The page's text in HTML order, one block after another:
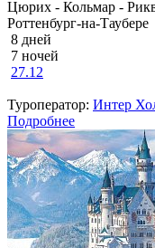
Цюрих - Кольмар -
Роттенбург-на-Таубере
8 дней
7 ночей
27.12
Туроператор: Интер
Подробнее